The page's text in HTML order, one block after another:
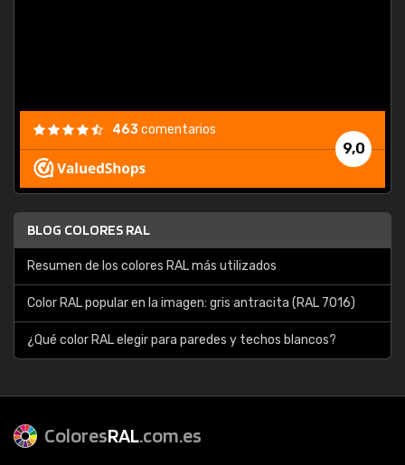
9,0
463comentarios
BLOG COLORES RAL
Resumen de los colores RAL más utilizados
Color RAL popular en la imagen: gris antracita (RAL 7016)
¿Qué color RAL elegir para paredes y techos blancos?
ColoresRAL.com.es